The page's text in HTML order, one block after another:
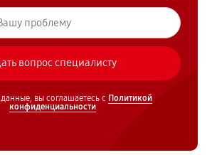
вы соглашаетесь с Политикой
конфиденциальности